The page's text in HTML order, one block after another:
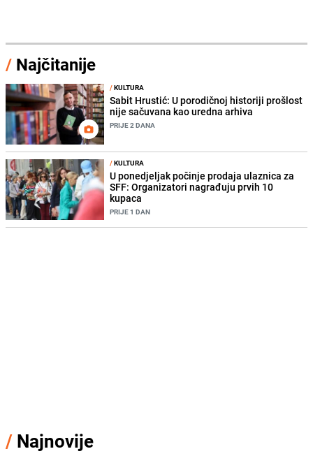
/ Najčitanije
/KULTURA
Sabit Hrustić: U porodičnoj historiji prošlost
nije sačuvana kao uredna arhiva
PRIJE 2 DANA
/KULTURA
U ponedjeljak počinje prodaja ulaznica za
SFF: Organizatori nagrađuju prvih 10
kupaca
PRIJE 1 DAN
/ Najnovije